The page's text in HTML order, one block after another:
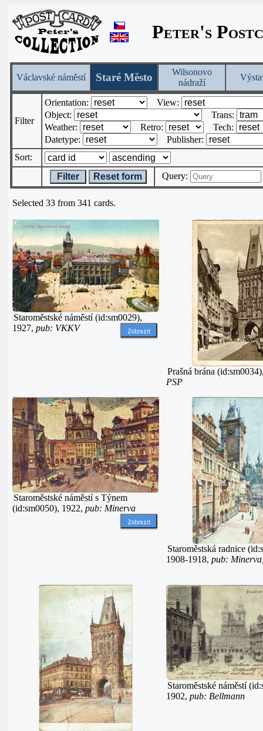
Peter's
Václavské náměstí Staré Město
Wilsonovo
nádraží
Filter
Orientation:
View:
Object:
Trans:
Weather:
Retro:
Tech:
Datetype:
Publisher:
Sort:
Filter
Reset form Query:
Selected 33 from 341 cards.
Staroměstské náměstí (id:sm0029),
1927, pub: VKKV Zobrazit
Prašná brána
PSP
Staroměstské náměstí s Týnem
(id:sm0050), 1922, pub: Minerva
Zobrazit
Staroměstská radnice
1908-1918, pub:
Staroměstské náměstí
1902, pub: Bellmann